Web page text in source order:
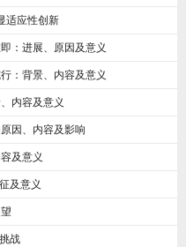
适应性创新
：进展、原因及意义
：背景、内容及意义
内容及意义
因、内容及影响
及意义
及意义
战